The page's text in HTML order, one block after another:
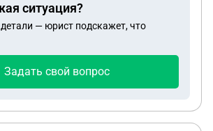
его по цене в 10 млн. руб. и
на эти деньги другую квартиру на
млн. руб.) Вопрос:
и какие вычеты я могу
ситуация?
— юрист подскажет, что
Задать свой вопрос